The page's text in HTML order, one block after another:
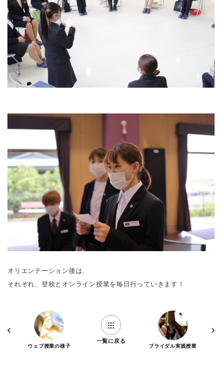
オリエンテーション後は、
それぞれ、登校とオンライン授業を毎日行っていきます！
ウェブ授業の様子
一覧に戻る
ブライダル実践授業